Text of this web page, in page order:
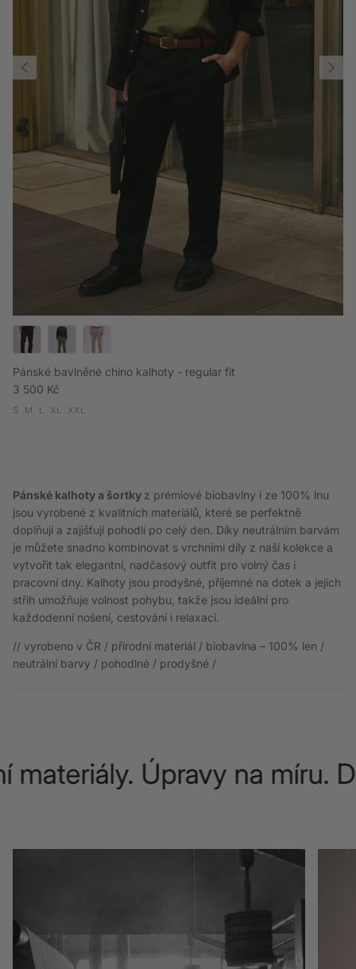
Pánské bavlněné chino kalhoty - regular fit
Běžná cena
3 500 Kč
S M L XL XXL
Pánské kalhoty a šortky z prémiové biobavlny i ze 100% lnu
jsou vyrobené z kvalitních materiálů, které se perfektně
doplňují a zajišťují pohodlí po celý den. Díky neutrálním barvám
je můžete snadno kombinovat s vrchními díly z naší kolekce a
vytvořit tak elegantní, nadčasový outfit pro volný čas i
pracovní dny. Kalhoty jsou prodyšné, příjemné na dotek a jejich
střih umožňuje volnost pohybu, takže jsou ideální pro
každodenní nošení, cestování i relaxaci.
// vyrobeno v ČR / přírodní materiál / biobavlna – 100% len /
neutrální barvy / pohodlné / prodyšné /
Úpravy na míru.